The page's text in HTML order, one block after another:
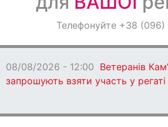
ОголошенняТелефонуйте +38 (096)
08/08/2026 - 12:00 Ветеранів
запрошують взяти участь у регаті